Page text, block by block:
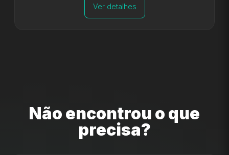
Ver detalhes
Não encontrou o que
precisa?